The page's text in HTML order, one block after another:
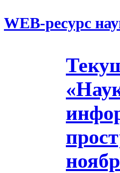
WEB-ресурс